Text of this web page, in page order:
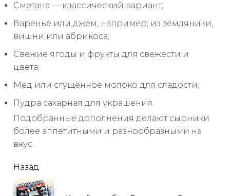
Сметана — классический вариант;
Варенье или джем, например, из земляники,
вишни или абрикоса;
Свежие ягоды и фрукты для свежести и
цвета;
Мед или сгущённое молоко для сладости;
Пудра сахарная для украшения.
Подобранные дополнения делают сырники
более аппетитными и разнообразными на
вкус.
читать
еще
Назад